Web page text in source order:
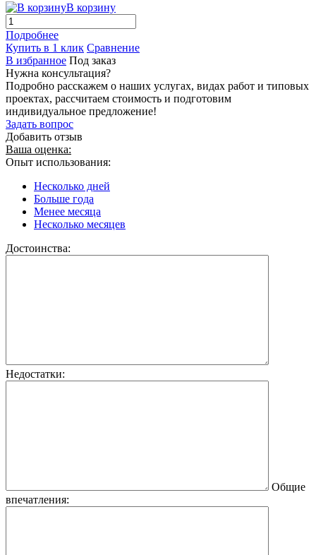
В корзину
Подробнее
Купить в 1 клик Сравнение
В избранное Под заказ
Нужна консультация?
Подробно расскажем о наших услугах, видах работ и типовых
проектах, рассчитаем стоимость и подготовим
индивидуальное предложение!
Задать вопрос
Добавить отзыв
Ваша оценка:
Опыт использования:
Несколько дней
Больше года
Менее месяца
Несколько месяцев
Достоинства:
Недостатки:
Общие
впечатления: